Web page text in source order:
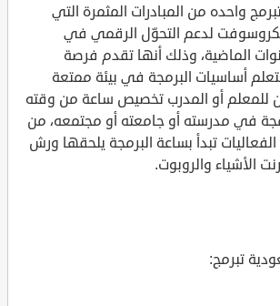
واحده من المبادرات المثمرة التي
لدعم التحوّل الرقمي في
الماضية، وذلك أنها تقدم فرصة
أساسيات البرمجة في بيئة ممتعة
للمعلم أو المدرب تخصيص ساعة من وقته
في مدرسته أو جامعته أو مجتمعه، من
تبدأ بساعة البرمجة يلحقها ورش
الأشياء والروبوت.
تبرمج: